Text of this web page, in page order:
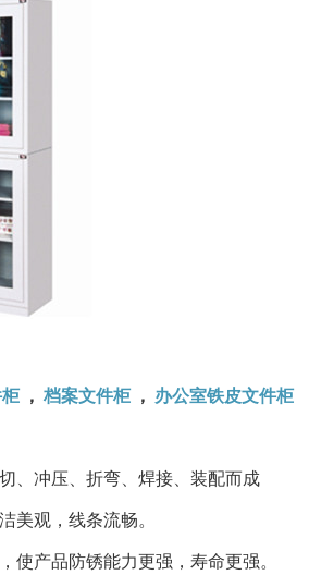
， 档案文件柜 ， 办公室铁皮文件柜
、冲压、折弯、焊接、装配而成
美观，线条流畅。
使产品防锈能力更强，寿命更强。